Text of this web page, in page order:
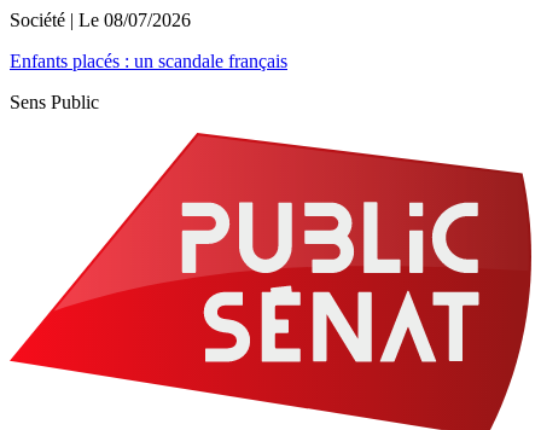
Société | Le 08/07/2026
Enfants placés : un scandale français
Sens Public